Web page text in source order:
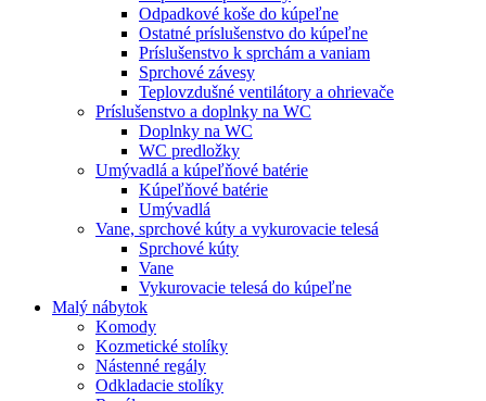
Odpadkové koše do kúpeľne
Ostatné príslušenstvo do kúpeľne
Príslušenstvo k sprchám a vaniam
Sprchové závesy
Teplovzdušné ventilátory a ohrievače
Príslušenstvo a doplnky na WC
Doplnky na WC
WC predložky
Umývadlá a kúpeľňové batérie
Kúpeľňové batérie
Umývadlá
Vane, sprchové kúty a vykurovacie telesá
Sprchové kúty
Vane
Vykurovacie telesá do kúpeľne
Malý nábytok
Komody
Kozmetické stolíky
Nástenné regály
Odkladacie stolíky